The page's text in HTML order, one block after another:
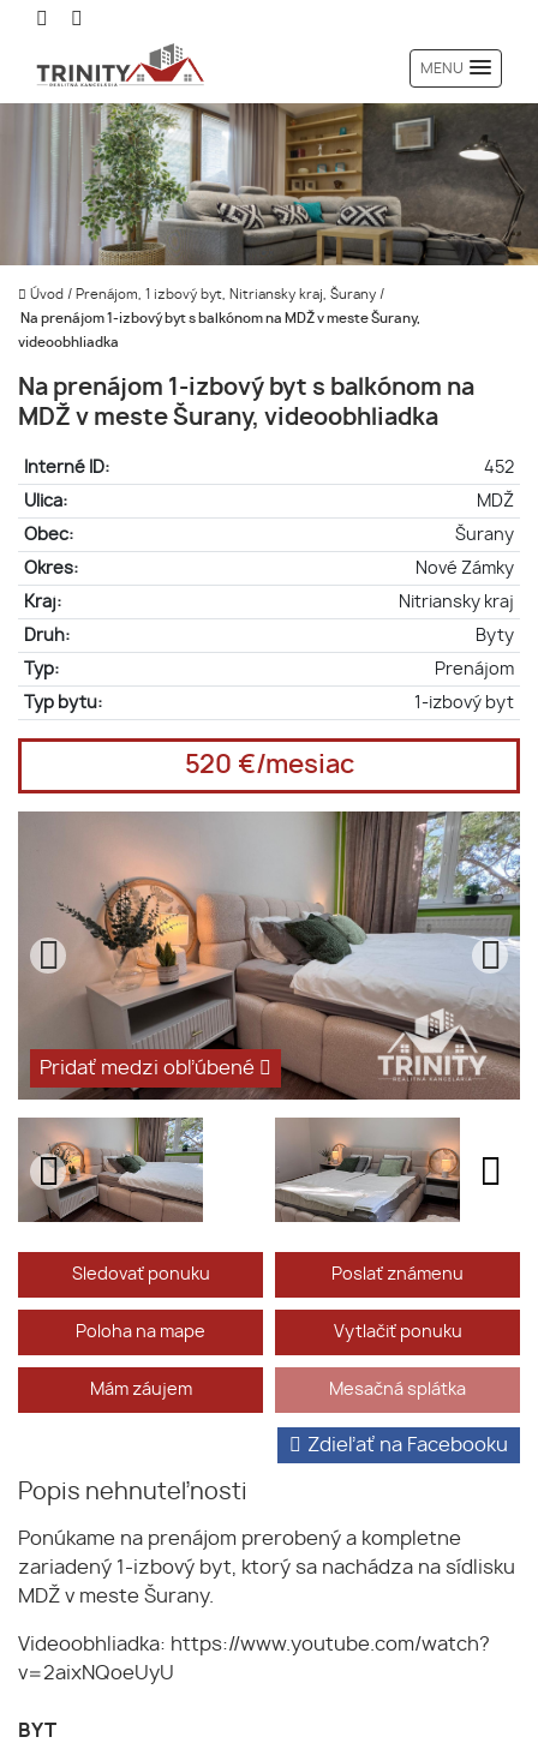
MENU
Úvod / Prenájom, 1 izbový byt, Nitriansky kraj, Šurany /
Na prenájom 1-izbový byt s balkónom na MDŽ v meste Šurany,
videoobhliadka
Na prenájom 1-izbový byt s balkónom na
MDŽ v meste Šurany, videoobhliadka
Interné ID:
452
Ulica:
MDŽ
Obec:
Šurany
Okres:
Nové Zámky
Kraj:
Nitriansky kraj
Druh:
Byty
Typ:
Prenájom
Typ bytu:
1-izbový byt
520 €/mesiac
Pridať medzi obľúbené
Sledovať ponuku Poslať známenu
Poloha na mape Vytlačiť ponuku
Mám záujem Mesačná splátka
Popis nehnuteľnosti
Zdieľať na Facebooku
Ponúkame na prenájom prerobený a kompletne
zariadený 1-izbový byt, ktorý sa nachádza na sídlisku
MDŽ v meste Šurany.
Videoobhliadka: https://www.youtube.com/watch?
v=2aixNQoeUyU
BYT